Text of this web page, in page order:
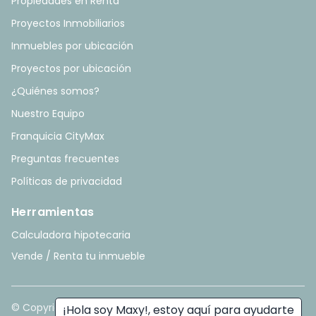
¡Hola soy Maxy!, estoy aquí para ayudarte
Proyectos Inmobiliarios
Inmuebles por ubicación
Proyectos por ubicación
¿Quiénes somos?
Nuestro Equipo
Franquicia CityMax
Preguntas frecuentes
Políticas de privacidad
Herramientas
Calculadora hipotecaria
Vende / Renta tu inmueble
© Copyright2026. All rights reserved. - Hecho con ❤️ por